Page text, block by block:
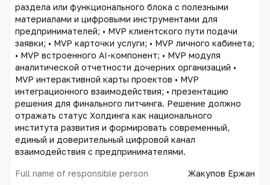
раздела или функционального блока с полезными
материалами и цифровыми инструментами для
предпринимателей; • MVP клиентского пути подачи
заявки; • MVP карточки услуги; • MVP личного кабинета;
• MVP встроенного AI-компонент; • MVP модуля
аналитической отчетности дочерних организаций •
MVP интерактивной карты проектов • MVP
интеграционного взаимодействия; • презентацию
решения для финального питчинга. Решение должно
отражать статус Холдинга как национального
института развития и формировать современный,
единый и доверительный цифровой канал
взаимодействия с предпринимателями.
Full name of responsible person Жакупов Ержан